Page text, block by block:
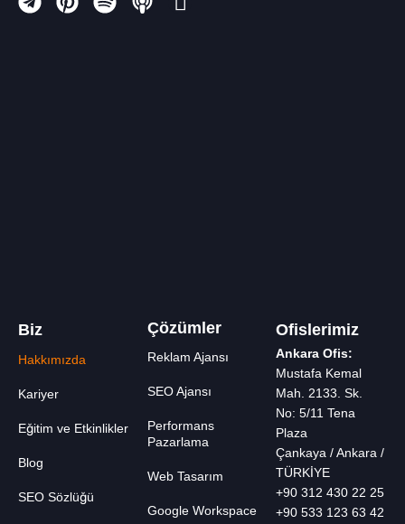
Biz
Hakkımızda
Kariyer
Eğitim ve Etkinlikler
Blog
SEO Sözlüğü
Çözümler
Reklam Ajansı
SEO Ajansı
Performans
Pazarlama
Web Tasarım
Google Workspace
Ofislerimiz
Ankara Ofis:
Mustafa Kemal
Mah. 2133. Sk.
No: 5/11 Tena
Plaza
Çankaya / Ankara /
TÜRKİYE
+90 312 430 22 25
+90 533 123 63 42